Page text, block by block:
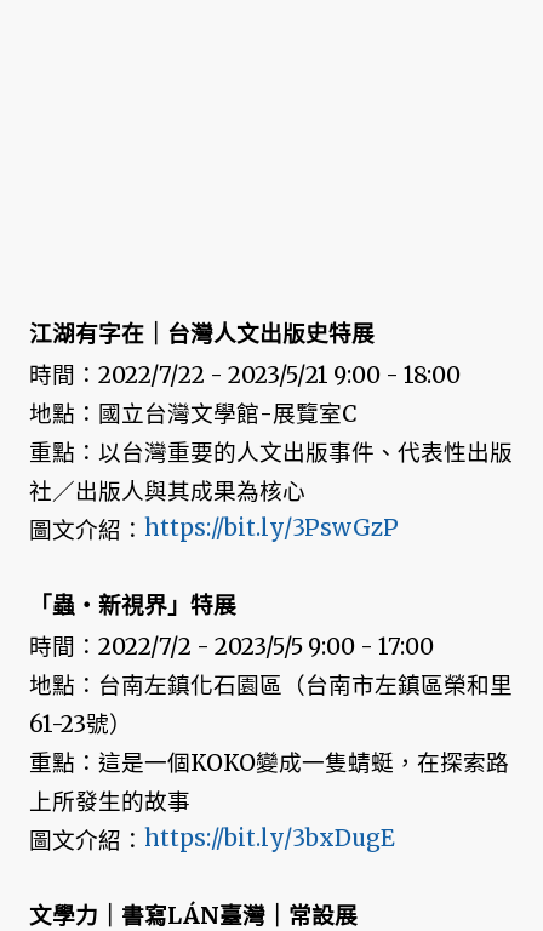
江湖有字在｜台灣人文出版史特展
時間：2022/7/22 - 2023/5/21 9:00 - 18:00
地點：國立台灣文學館-展覽室C
重點：以台灣重要的人文出版事件、代表性出版
社／出版人與其成果為核心
圖文介紹： https://bit.ly/3PswGzP
「蟲‧新視界」特展
時間：2022/7/2 - 2023/5/5 9:00 - 17:00
地點：台南左鎮化石園區（台南市左鎮區榮和里
61-23號）
重點：這是一個KOKO變成一隻蜻蜓，在探索路
上所發生的故事
圖文介紹： https://bit.ly/3bxDugE
文學力｜書寫LÁN臺灣｜常設展